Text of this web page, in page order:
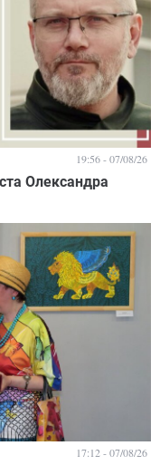
Олександра
19:56 - 07/08/26
17:12 - 07/08/26